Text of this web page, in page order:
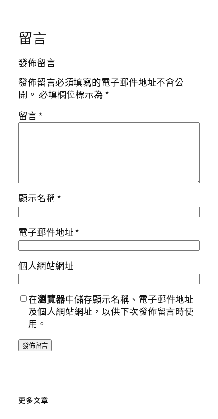
留言
發佈留言
發佈留言必須填寫的電子郵件地址不會公
開。 必填欄位標示為*
留言*
顯示名稱*
電子郵件地址*
個人網站網址
在瀏覽器中儲存顯示名稱、電子郵件地址
及個人網站網址，以供下次發佈留言時使
用。
更多文章